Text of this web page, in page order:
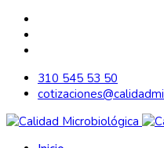
310 545 53 50